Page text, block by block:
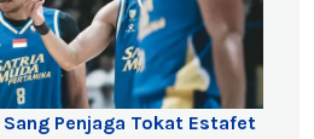
Penjaga Tokat Estafet